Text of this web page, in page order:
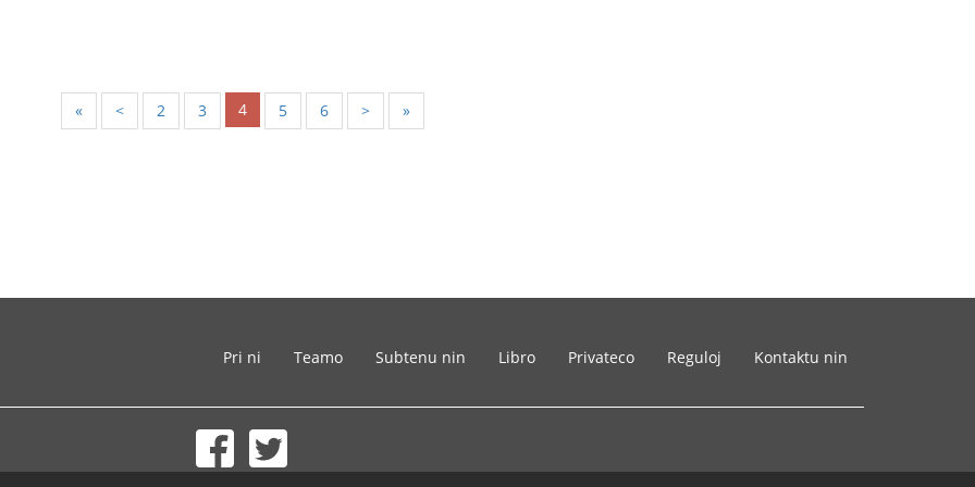
« < 2 3 4 5 6 > »
Pri ni Teamo Subtenu nin Libro Privateco Reguloj Kontaktu nin